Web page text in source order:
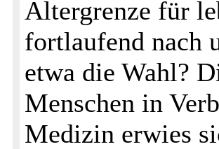
Altergrenze für
fortlaufend nach
etwa die Wahl?
Menschen in
Medizin erwies